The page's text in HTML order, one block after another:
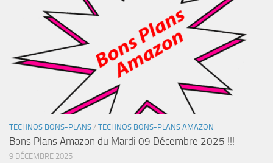
TECHNOS BONS-PLANS / TECHNOS BONS-PLANS AMAZON
Bons Plans Amazon du Mardi 09 Décembre 2025 !!!
9 DÉCEMBRE 2025